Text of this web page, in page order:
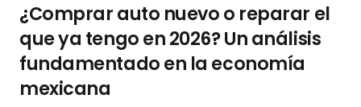
¿Comprar auto nuevo o reparar el
que ya tengo en 2026? Un análisis
fundamentado en la economía
mexicana